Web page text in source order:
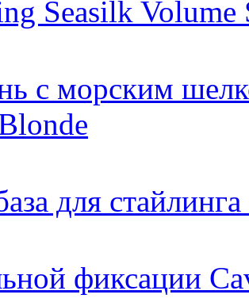
Seasilk Volume
с морским
для
фиксации